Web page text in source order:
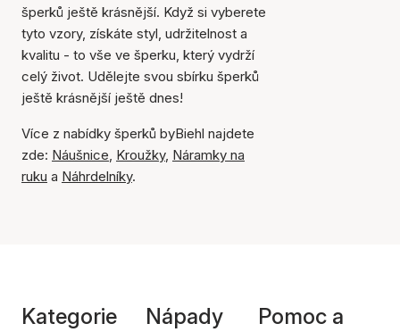
šperků ještě krásnější. Když si vyberete
tyto vzory, získáte styl, udržitelnost a
kvalitu - to vše ve šperku, který vydrží
celý život. Udělejte svou sbírku šperků
ještě krásnější ještě dnes!
Více z nabídky šperků byBiehl najdete
zde: Náušnice, Kroužky, Náramky na
ruku a Náhrdelníky.
Kategorie
Nápady
Pomoc a